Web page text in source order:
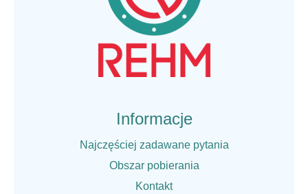
Informacje
Najczęściej zadawane pytania
Obszar pobierania
Kontakt